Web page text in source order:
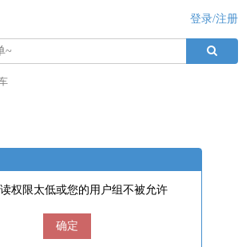
登录/注册
权限太低或您的用户组不被允许
确定